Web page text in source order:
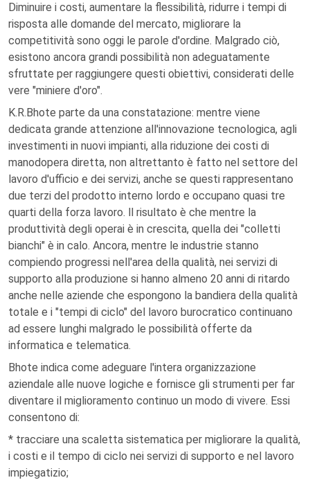
Diminuire i costi, aumentare la flessibilità, ridurre i tempi di
risposta alle domande del mercato, migliorare la
competitività sono oggi le parole d'ordine. Malgrado ciò,
esistono ancora grandi possibilità non adeguatamente
sfruttate per raggiungere questi obiettivi, considerati delle
vere "miniere d'oro".
K.R.Bhote parte da una constatazione: mentre viene
dedicata grande attenzione all'innovazione tecnologica, agli
investimenti in nuovi impianti, alla riduzione dei costi di
manodopera diretta, non altrettanto è fatto nel settore del
lavoro d'ufficio e dei servizi, anche se questi rappresentano
due terzi del prodotto interno lordo e occupano quasi tre
quarti della forza lavoro. ll risultato è che mentre la
produttività degli operai è in crescita, quella dei "colletti
bianchi" è in calo. Ancora, mentre le industrie stanno
compiendo progressi nell'area della qualità, nei servizi di
supporto alla produzione si hanno almeno 20 anni di ritardo
anche nelle aziende che espongono la bandiera della qualità
totale e i "tempi di ciclo" del lavoro burocratico continuano
ad essere lunghi malgrado le possibilità offerte da
informatica e telematica.
Bhote indica come adeguare l'intera organizzazione
aziendale alle nuove logiche e fornisce gli strumenti per far
diventare il miglioramento continuo un modo di vivere. Essi
consentono di:
* tracciare una scaletta sistematica per migliorare la qualità,
i costi e il tempo di ciclo nei servizi di supporto e nel lavoro
impiegatizio;